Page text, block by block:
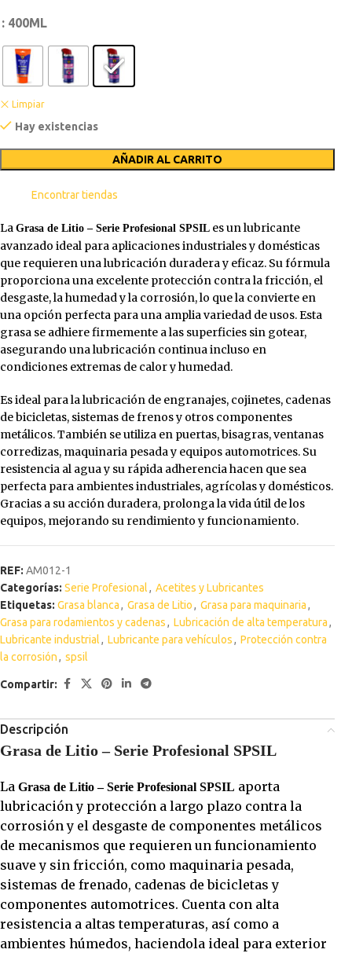
: 400ML
Limpiar
Hay existencias
AÑADIR AL CARRITO
Encontrar tiendas
La Grasa de Litio – Serie Profesional SPSIL es un lubricante
avanzado ideal para aplicaciones industriales y domésticas
que requieren una lubricación duradera y eficaz. Su fórmula
proporciona una excelente protección contra la fricción, el
desgaste, la humedad y la corrosión, lo que la convierte en
una opción perfecta para una amplia variedad de usos. Esta
grasa se adhiere firmemente a las superficies sin gotear,
asegurando una lubricación continua incluso en
condiciones extremas de calor y humedad.
Es ideal para la lubricación de engranajes, cojinetes, cadenas
de bicicletas, sistemas de frenos y otros componentes
metálicos. También se utiliza en puertas, bisagras, ventanas
corredizas, maquinaria pesada y equipos automotrices. Su
resistencia al agua y su rápida adherencia hacen que sea
perfecta para ambientes industriales, agrícolas y domésticos.
Gracias a su acción duradera, prolonga la vida útil de los
equipos, mejorando su rendimiento y funcionamiento.
REF: AM012-1
Categorías: Serie Profesional, Acetites y Lubricantes
Etiquetas: Grasa blanca, Grasa de Litio, Grasa para maquinaria,
Grasa para rodamientos y cadenas, Lubricación de alta temperatura,
Lubricante industrial, Lubricante para vehículos, Protección contra
la corrosión, spsil
Compartir:
Descripción
Grasa de Litio – Serie Profesional SPSIL
La Grasa de Litio – Serie Profesional SPSIL aporta
lubricación y protección a largo plazo contra la
corrosión y el desgaste de componentes metálicos
de mecanismos que requieren un funcionamiento
suave y sin fricción, como maquinaria pesada,
sistemas de frenado, cadenas de bicicletas y
componentes automotrices. Cuenta con alta
resistencia a altas temperaturas, así como a
ambientes húmedos, haciendola ideal para exterior